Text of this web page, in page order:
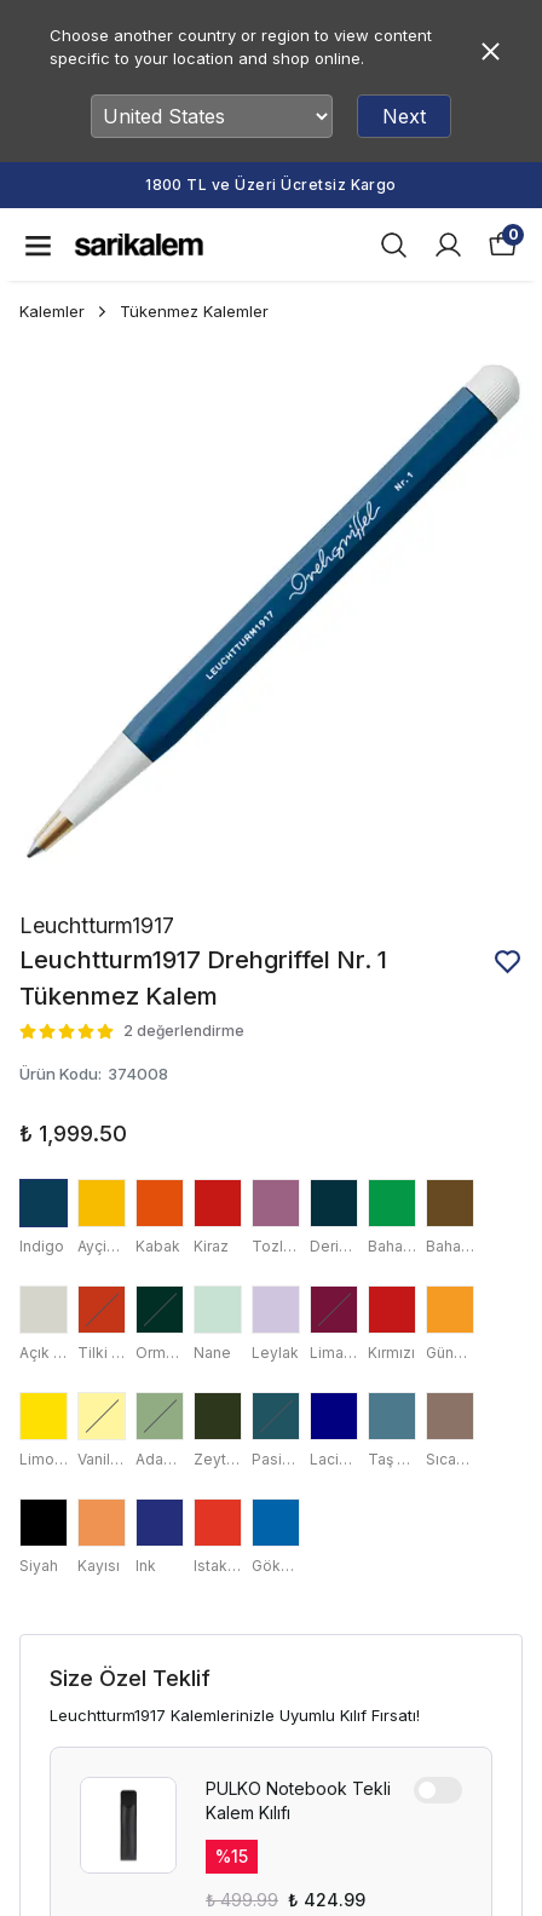
Choose another country or region to view content
specific to your location and shop online.
Next
1800 TL ve Üzeri Ücretsiz Kargo
0
Kalemler Tükenmez Kalemler
Leuchtturm1917
Leuchtturm1917 Drehgriffel Nr. 1
Tükenmez Kalem
2 değerlendirme
Ürün Kodu: 374008
₺ 1,999.50
Indigo Ayçiçeği Kabak Kiraz Tozlu Gül Derin Deniz Bahar Yaprağı Baharat Kahvesi
Açık Gri Tilki Kırmızısı Orman Yeşili Nane Leylak Liman Kırmızısı Kırmızı Gündoğumu Sarısı
Limon Sarısı Vanilya Adaçayı Zeytin Yeşili Pasifik Yeşili Lacivert Taş Mavisi Sıcak Toprak
Siyah Kayısı Ink Istakoz Gökyüzü
Size Özel Teklif
Leuchtturm1917 Kalemlerinizle Uyumlu Kılıf Fırsatı!
PULKO Notebook Tekli
Kalem Kılıfı
%15
₺ 499.99 ₺ 424.99